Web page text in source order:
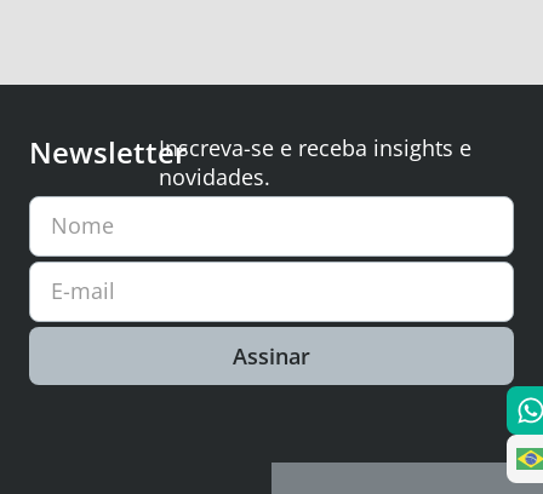
NewsletterInscreva-se e receba insights e
novidades.
Nome
E-mail
Assinar